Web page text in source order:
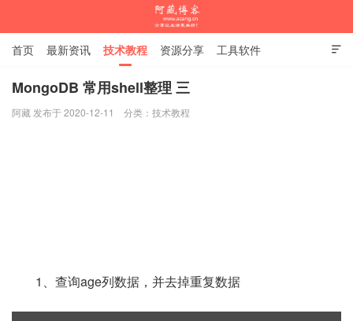

首页 最新资讯 技术教程 资源分享 工具软件
杂谈随笔
MongoDB 常用shell整理 三
阿藏 发布于 2020-12-11 分类： 技术教程
1、查询age列数据，并去掉重复数据